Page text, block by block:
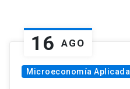
16 AGO
Microeconomía Aplicada